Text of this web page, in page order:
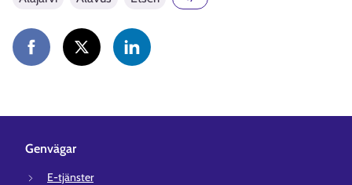
Genvägar
E-tjänster